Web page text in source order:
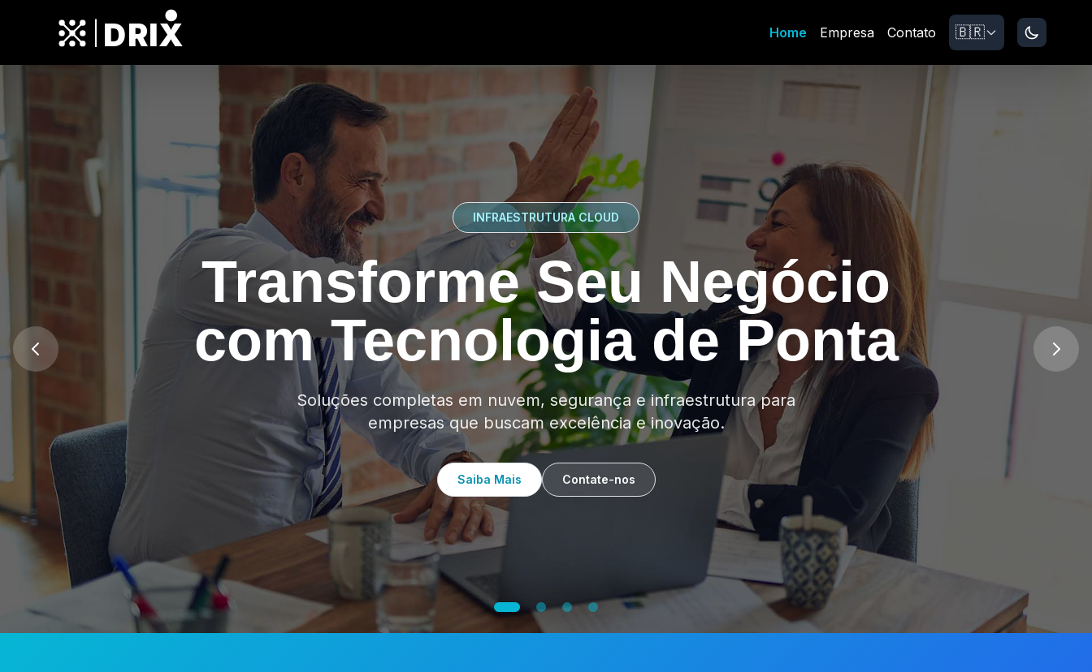
DRIX Home Empresa Contato 🇧🇷
ALTA DISPONIBILIDADE
Infraestrutura que Cresce
com Você
Plataformas escaláveis e resilientes que garantem 99,9% de uptime para
seus serviços críticos.
Saiba Mais Contate-nos
Anterior